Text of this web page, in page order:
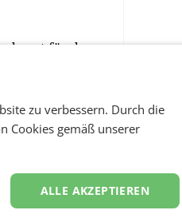
für das
stieg im
EBIT
dass das
zu verbessern. Durch die
Cookies gemäß unserer
ALLE AKZEPTIEREN